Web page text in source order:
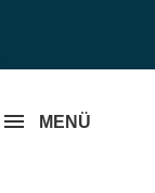
MENÜ